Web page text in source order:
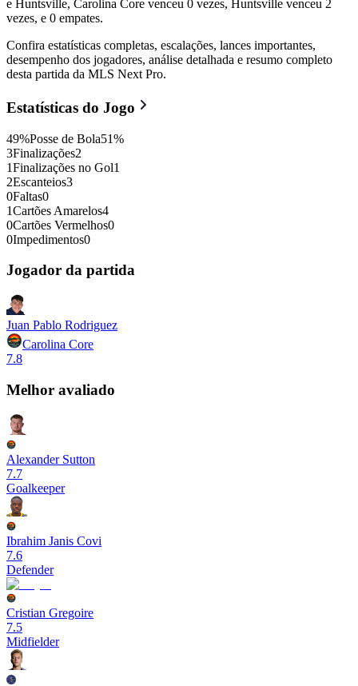
e Huntsville, Carolina Core venceu 0 vezes, Huntsville venceu 2
vezes, e 0 empates.
Confira estatísticas completas, escalações, lances importantes,
desempenho dos jogadores, análise detalhada e resumo completo
desta partida da MLS Next Pro.
Estatísticas do Jogo
49%Posse de Bola51%
3Finalizações2
1Finalizações no Gol1
2Escanteios3
0Faltas0
1Cartões Amarelos4
0Cartões Vermelhos0
0Impedimentos0
Jogador da partida
Juan Pablo Rodriguez
Carolina Core
7.8
Melhor avaliado
Alexander Sutton
7.7
Goalkeeper
Ibrahim Janis Covi
7.6
Defender
Cristian Gregoire
7.5
Midfielder